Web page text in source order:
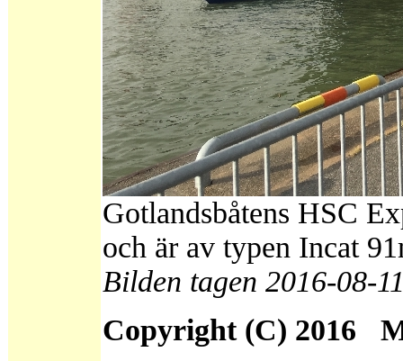
Gotlandsbåtens HSC
och är av typen Incat
Bilden tagen 2016-08-
Copyright (C) 2016